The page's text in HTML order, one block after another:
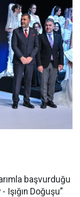
başvurduğu
Işığın Doğuşu”